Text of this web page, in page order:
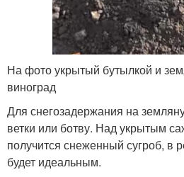
На фото укрытый бутылкой и
виноград
Для снегозадержания на
ветки или ботву. Над укрытым
получится снеженный сугроб, в
будет идеальным.